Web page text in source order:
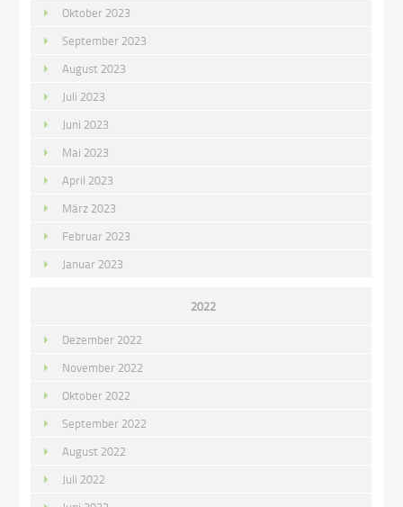
Oktober 2023
September 2023
August 2023
Juli 2023
Juni 2023
Mai 2023
April 2023
März 2023
Februar 2023
Januar 2023
2022
Dezember 2022
November 2022
Oktober 2022
September 2022
August 2022
Juli 2022